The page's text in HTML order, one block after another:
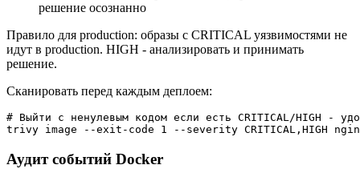
решение осознанно
Правило для production: образы с CRITICAL уязвимостями не
идут в production. HIGH - анализировать и принимать
решение.
Сканировать перед каждым деплоем:
# Выйти с ненулевым кодом если есть CRITICAL/HIGH -
trivy image --exit-code 1 --severity CRITICAL,HIGH
Аудит событий Docker